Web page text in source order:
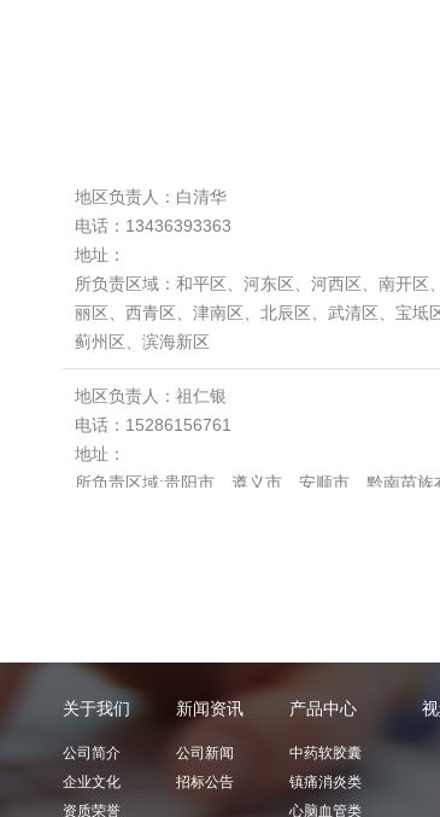
关于我们
公司简介
企业文化
资质荣誉
新闻资讯
公司新闻
招标公告
产品中心
中药软胶囊
镇痛消炎类
心脑血管类